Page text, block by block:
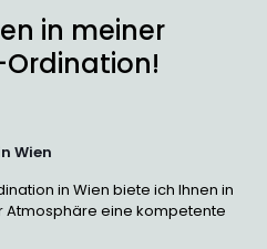
in meiner
Wien
in Wien biete ich Ihnen in
Atmosphäre eine kompetente